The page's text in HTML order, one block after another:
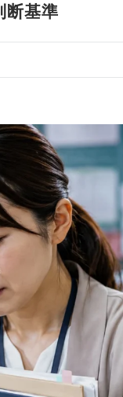
断基準